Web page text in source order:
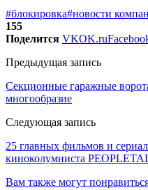
#блокировка#новости
155
Поделится VKOK.ru
Предыдущая запись
Секционные гаражные
многообразие
Следующая запись
25 главных фильмов и
киноколумниста
Вам также могут